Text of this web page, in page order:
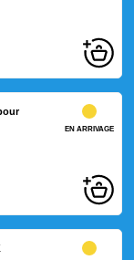
EN ARRIVAGE